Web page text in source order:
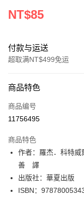
NT$85
付款与运送
超取满NT$499免运
信用卡一次付款
超商取货付款
Apple Pay
街口支付
悠遊付
商品特色
商品编号
11756495
商品特色
作者：羅杰．科特
善 譯
出版社：華夏出版
ISBN：